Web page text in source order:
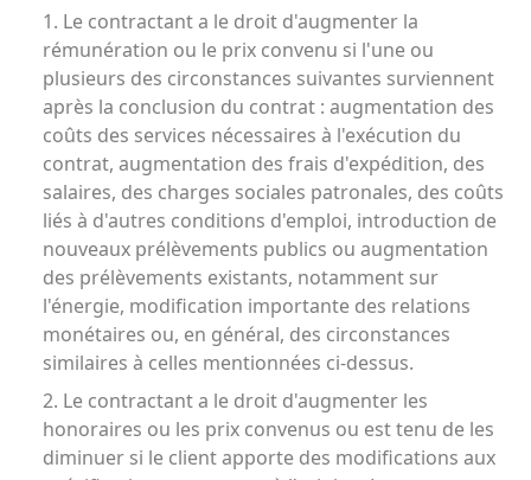
1. Le contractant a le droit d'augmenter la
rémunération ou le prix convenu si l'une ou
plusieurs des circonstances suivantes surviennent
après la conclusion du contrat : augmentation des
coûts des services nécessaires à l'exécution du
contrat, augmentation des frais d'expédition, des
salaires, des charges sociales patronales, des coûts
liés à d'autres conditions d'emploi, introduction de
nouveaux prélèvements publics ou augmentation
des prélèvements existants, notamment sur
l'énergie, modification importante des relations
monétaires ou, en général, des circonstances
similaires à celles mentionnées ci-dessus.
2. Le contractant a le droit d'augmenter les
honoraires ou les prix convenus ou est tenu de les
diminuer si le client apporte des modifications aux